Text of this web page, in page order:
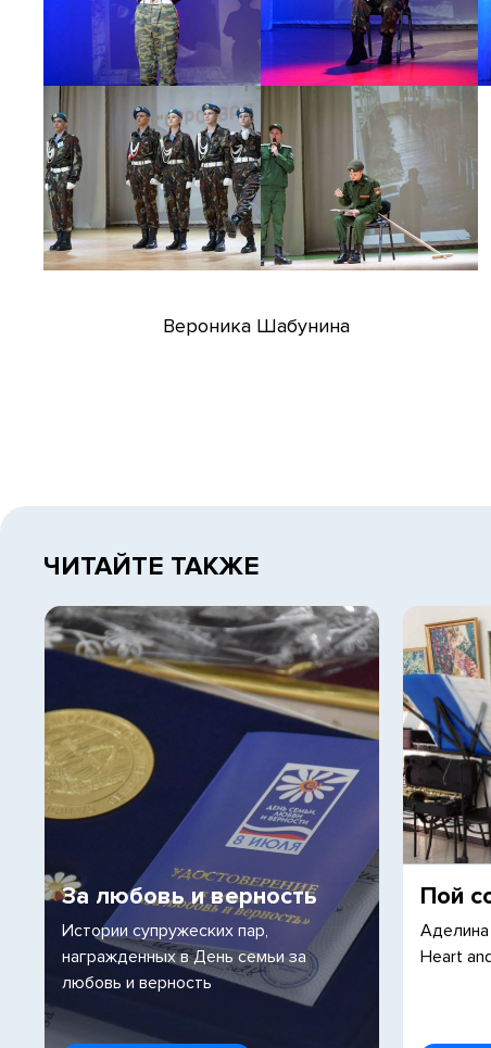
Вероника Шабунина
ЧИТАЙТЕ ТАКЖЕ
За любовь и верность
Истории супружеских пар,
награжденных в День семьи за
любовь и верность
Пой
Аделина
Heart